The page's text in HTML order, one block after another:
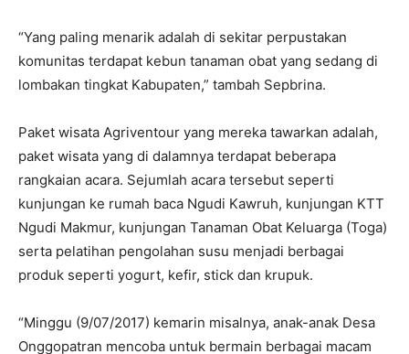
“Yang paling menarik adalah di sekitar perpustakan
komunitas terdapat kebun tanaman obat yang sedang di
lombakan tingkat Kabupaten,” tambah Sepbrina.
Paket wisata Agriventour yang mereka tawarkan adalah,
paket wisata yang di dalamnya terdapat beberapa
rangkaian acara. Sejumlah acara tersebut seperti
kunjungan ke rumah baca Ngudi Kawruh, kunjungan KTT
Ngudi Makmur, kunjungan Tanaman Obat Keluarga (Toga)
serta pelatihan pengolahan susu menjadi berbagai
produk seperti yogurt, kefir, stick dan krupuk.
“Minggu (9/07/2017) kemarin misalnya, anak-anak Desa
Onggopatran mencoba untuk bermain berbagai macam